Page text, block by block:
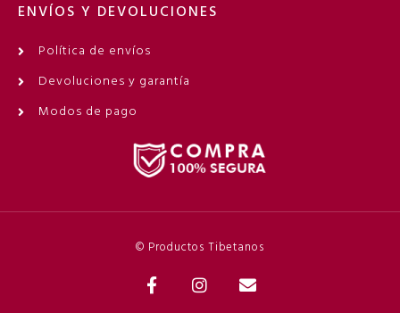
ENVÍOS Y DEVOLUCIONES
Política de envíos
Devoluciones y garantía
Modos de pago
© Productos Tibetanos